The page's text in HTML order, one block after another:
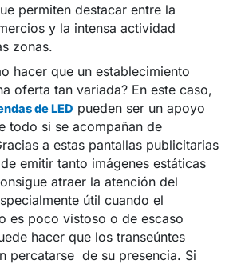
permiten destacar entre la
y la intensa actividad
zonas.
hacer que un establecimiento
oferta tan variada? En este caso,
de LED pueden ser un apoyo
todo si se acompañan de
a estas pantallas publicitarias
emitir tanto imágenes estáticas
atraer la atención del
útil cuando el
es poco vistoso o de escaso
hacer que los transeúntes
percatarse de su presencia. Si